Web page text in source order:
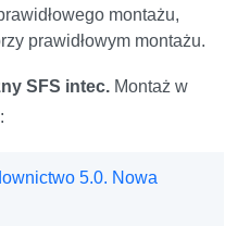
montażu,
prawidłowym montażu.
SFS intec. Montaż w
5.0. Nowa